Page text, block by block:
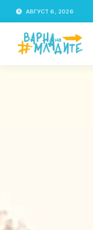
АВГУСТ 6, 2026